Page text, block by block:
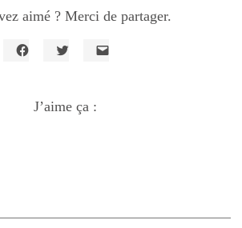
aimé ? Merci de partager.
Facebook(ouvre
dans
Twitter(ouvre
dans
J’aime ça :